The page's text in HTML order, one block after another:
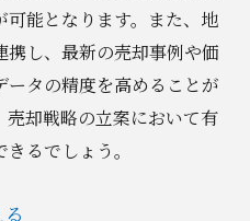
可能となります。また、地
し、最新の売却事例や価
タの精度を高めることが
却戦略の立案において有
るでしょう。